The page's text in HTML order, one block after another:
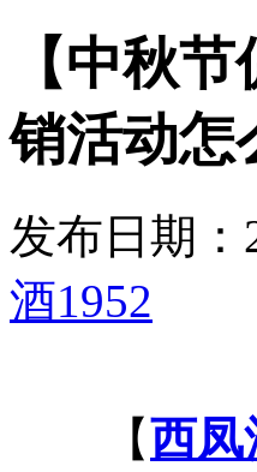
【中秋
销活动怎
发布日期：
酒1952
【西凤